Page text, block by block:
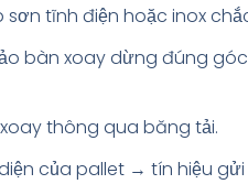
tĩnh điện hoặc inox
bàn xoay dừng đúng
thông qua băng tải.
của pallet → tín hiệu gửi